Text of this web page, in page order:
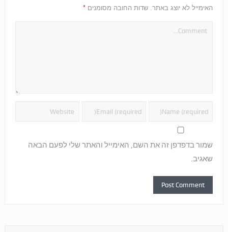
האימייל לא יוצג באתר. שדות החובה מסומנים *
שמור בדפדפן זה את השם, האימייל והאתר שלי לפעם הבאה
שאגיב.